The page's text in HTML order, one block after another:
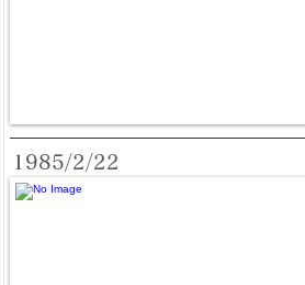
1985/2/22